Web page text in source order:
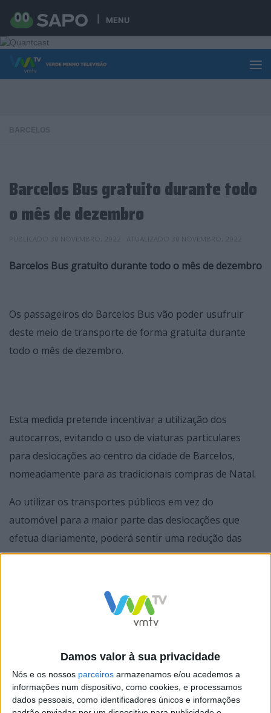
MENU
Damos valor à sua privacidade
Nós e os nossos parceiros armazenamos e/ou acedemos a
informações num dispositivo, como cookies, e processamos
dados pessoais, como identificadores únicos e informações
Skip to content
Barcelos Bus gratuito durante todo
o mês de dezembro
Barcelos Bus gratuito durante todo o mês de dezembro
Os passageiros do Barcelos Bus vão poder usufruir
deste meio de transporte de forma gratuita durante
todo o mês de dezembro.
Esta medida pretende incentivar a utilização dos
autocarros, evitando o uso de viaturas particulares
para deslocações ao centro da cidade de Barcelos,
nomeadamente para as tradicionais compras de Natal.
Ao utilizar os transportes públicos em vez do
automóvel para a maior parte das deslocações que
efetua diariamente, poderá sentir uma redução das
emissões de dióxido de carbono na ordem dos 60%
da Pegada de Carbono da Caixa Geral de Depósitos.